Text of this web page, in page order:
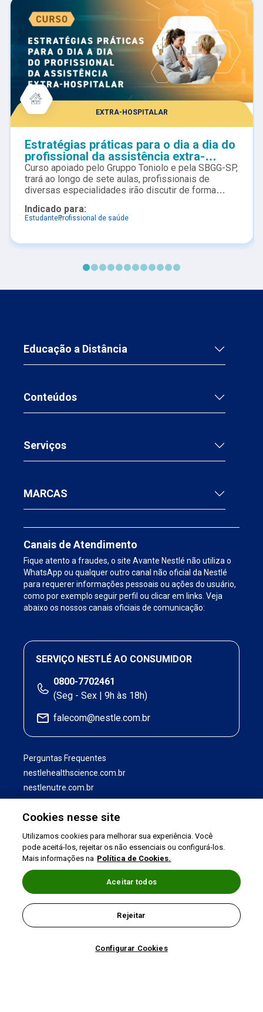
EXTRA-HOSPITALAR
Estratégias práticas para o dia a dia do
profissional da assistência extra-
hospitalar
Curso apoiado pelo Gruppo Toniolo e pela SBGG-SP,
trará ao longo de sete aulas, profissionais de
diversas especialidades irão discutir de forma
saúde em ambiente extra hospitalar.
Indicado para:
EstudanteProfissional de saúde
Educação a Distância
Conteúdos
Serviços
MARCAS
Canais de Atendimento
Fique atento a fraudes, o site Avante Nestlé não utiliza o
WhatsApp ou qualquer outro canal não oficial da Nestlé
para requerer informações pessoais ou ações do usuário,
como por exemplo seguir perfil ou clicar em links. Veja
abaixo os nossos canais oficiais de comunicação:
SERVIÇO NESTLÉ AO CONSUMIDOR
0800-7702461
(Seg - Sex | 9h às 18h)
falecom@nestle.com.br
Perguntas Frequentes
nestlehealthscience.com.br
nestlenutre.com.br
Política de Privacidade
©2026 Nestlé Nutrition & Health
Cookies nesse site
Utilizamos cookies para melhorar sua experiência. Você
pode aceitá-los, rejeitar os não essenciais ou configurá-los.
Mais informações na Política de Cookies.
Configurar Cookies
Rejeitar
Aceitar todos